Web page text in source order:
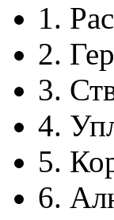
1.
2.
3.
4.
5.
6.